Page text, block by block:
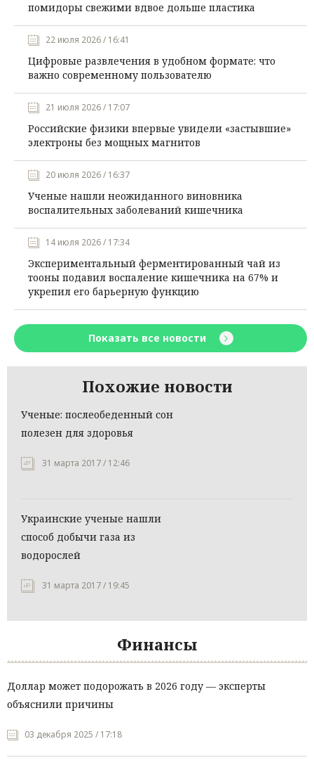
помидоры свежими вдвое дольше пластика
22 июля 2026 / 16:41
Цифровые развлечения в удобном формате: что
важно современному пользователю
21 июля 2026 / 17:07
Российские физики впервые увидели «застывшие»
электроны без мощных магнитов
20 июля 2026 / 16:37
Ученые нашли неожиданного виновника
воспалительных заболеваний кишечника
14 июля 2026 / 17:34
Экспериментальный ферментированный чай из
тооны подавил воспаление кишечника на 67% и
укрепил его барьерную функцию
Показать все новости
Похожие новости
Ученые: послеобеденный сон
полезен для здоровья
31 марта 2017 / 12:46
Украинские ученые нашли
способ добычи газа из
водорослей
31 марта 2017 / 19:45
Финансы
Доллар может подорожать в 2026 году — эксперты
объяснили причины
03 декабря 2025 / 17:18